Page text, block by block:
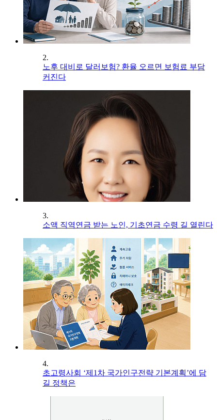
2.
노후 대비로 달러보험? 환율 오르면 보험료 부담
커진다
3.
소액 직역연금 받는 노인, 기초연금 수령 길 열린다
4.
초고령사회 ‘제1차 국가인구전략 기본계획’에 담
길 정책은